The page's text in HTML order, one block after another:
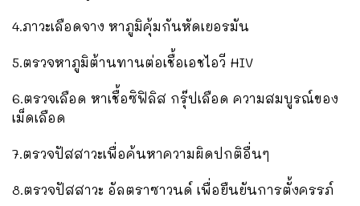
4.ภาวะเลือดจาง หาภูมิคุ้มกันหัดเยอรมัน
5.ตรวจหาภูมิต้านทานต่อเชื้อเอชไอวี HIV
6.ตรวจเลือด หาเชื้อซิฟิลิส กรุ๊ปเลือด ความสมบูรณ์ของ
เม็ดเลือด
7.ตรวจปัสสาวะเพื่อค้นหาความผิดปกติอื่นๆ
8.ตรวจปัสสาวะ อัลตราซาวนด์ เพื่อยืนยันการตั้งครรภ์